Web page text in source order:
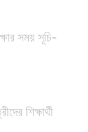
সময় সূচি-
শিক্ষার্থী